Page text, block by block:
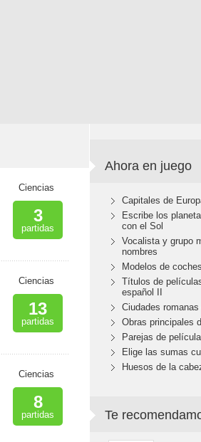
Ciencias
3
partidas
Ciencias
13
partidas
Ciencias
8
partidas
Ahora en juego
Capitales de
Escribe los
con el Sol
Vocalista y grupo
nombres
Modelos de
Títulos de
español II
Ciudades
Obras principales
Parejas de película
Elige las sumas
Huesos de la
Te